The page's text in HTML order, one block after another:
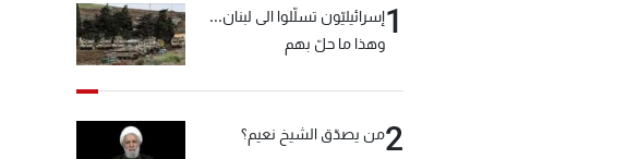
1إسرائيليّون تسلّلوا الى لبنان...
وهذا ما حلّ بهم
2من يصدّق الشيخ نعيم؟